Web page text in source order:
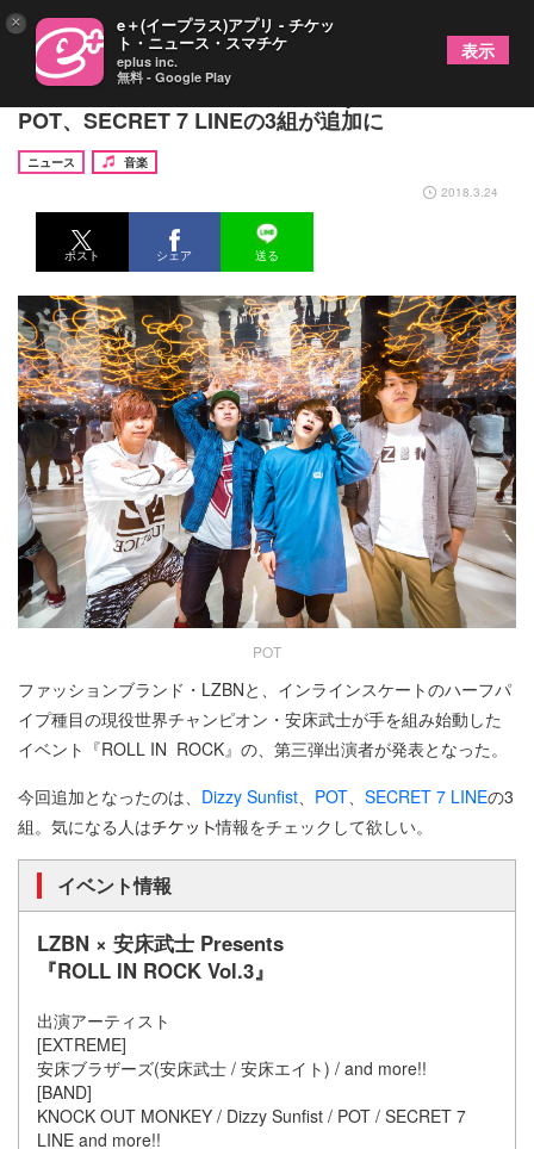
『ROLL IN ROCK』第三弾でDizzy Sunfist、
POT、SECRET 7 LINEの3組が追加に
ニュース
音楽
2018.3.24
ポスト シェア 送る
POT
ファッションブランド・LZBNと、インラインスケートのハーフパ
イプ種目の現役世界チャンピオン・安床武士が手を組み始動した
イベント『ROLL IN ROCK』の、第三弾出演者が発表となった。
今回追加となったのは、 Dizzy Sunfist POT SECRET 7 LINEの3
組。気になる人は
情報をチェックして欲しい。
イベント情報
LZBN × 安床武士 Presents
『ROLL IN ROCK Vol.3』
出演アーティスト
[EXTREME]
安床ブラザーズ(安床武士 / 安床エイト) / and more!!
[BAND]
KNOCK OUT MONKEY / Dizzy Sunfist / POT / SECRET 7
LINE and more!!
× e＋(イープラス)アプリ - チケッ
ト・ニュース・スマチケ
eplus inc.
無料 - Google Play
表示